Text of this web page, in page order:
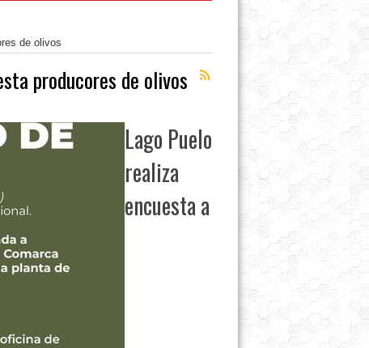
de olivos
producores de olivos
Lago Puelo
realiza
encuesta a